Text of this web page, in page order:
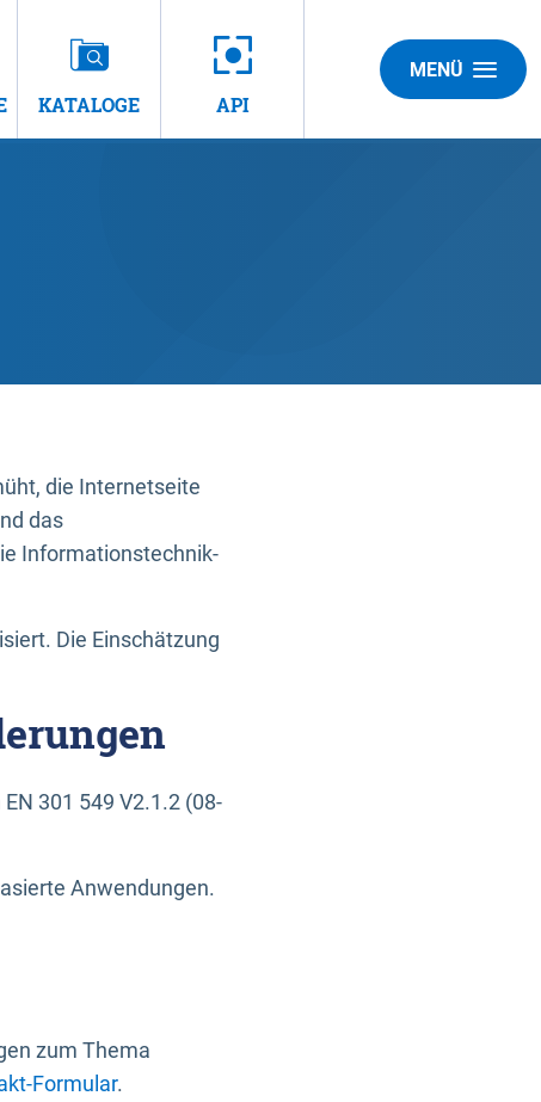
KATALOGE API
MENÜ
die Internetseite
das
Informationstechnik-
Die Einschätzung
301 549 V2.1.2 (08-
Anwendungen.
zum Thema
Formular.